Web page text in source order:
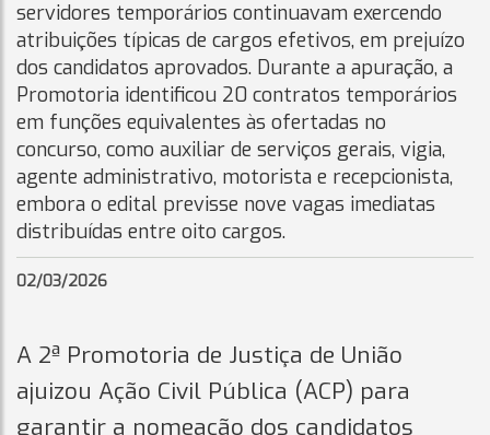
servidores temporários continuavam exercendo
atribuições típicas de cargos efetivos, em prejuízo
dos candidatos aprovados. Durante a apuração, a
Promotoria identificou 20 contratos temporários
em funções equivalentes às ofertadas no
concurso, como auxiliar de serviços gerais, vigia,
agente administrativo, motorista e recepcionista,
embora o edital previsse nove vagas imediatas
distribuídas entre oito cargos.
02/03/2026
A 2ª Promotoria de Justiça de União
ajuizou Ação Civil Pública (ACP) para
garantir a nomeação dos candidatos